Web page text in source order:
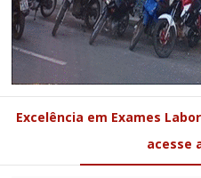
Excelência em Exames
acesse